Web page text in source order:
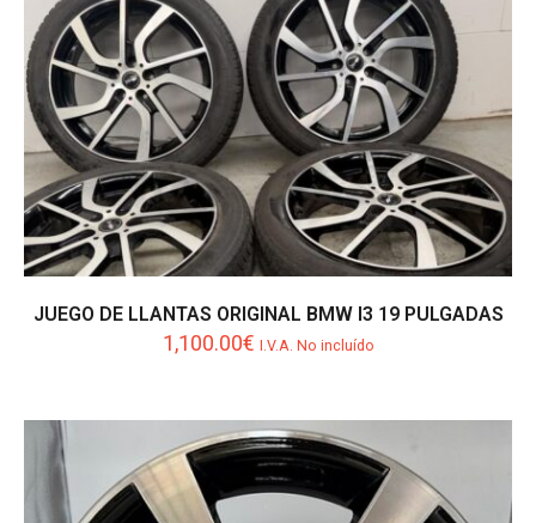
JUEGO DE LLANTAS ORIGINAL BMW I3 19 PULGADAS
1,100.00€ I.V.A. No incluído